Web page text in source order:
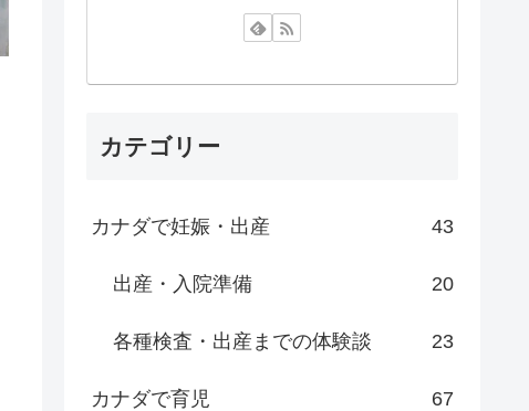
カテゴリー
カナダで妊娠・出産 43
出産・入院準備 20
各種検査・出産までの体験談 23
カナダで育児 67